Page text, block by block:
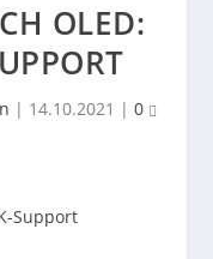
OLED:
| 14.10.2021 | 0